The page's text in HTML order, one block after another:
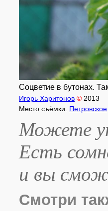
Соцветие в бутонах.
Игорь Харитонов © 2013
Место съёмки: Петровское
Можете
Есть
и вы
Смотри